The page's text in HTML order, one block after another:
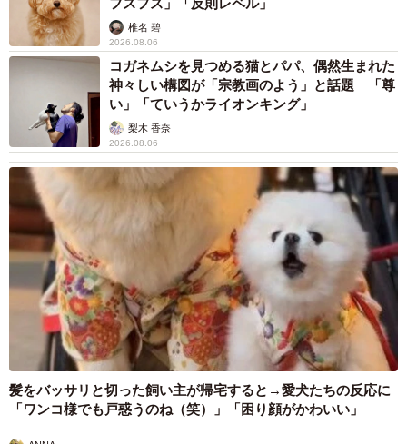
フスフス」「反則レベル」
椎名 碧
2026.08.06
コガネムシを見つめる猫とパパ、偶然生まれた
神々しい構図が「宗教画のよう」と話題 「尊
い」「ていうかライオンキング」
梨木 香奈
2026.08.06
髪をバッサリと切った飼い主が帰宅すると→愛犬たちの反応に
「ワンコ様でも戸惑うのね（笑）」「困り顔がかわいい」